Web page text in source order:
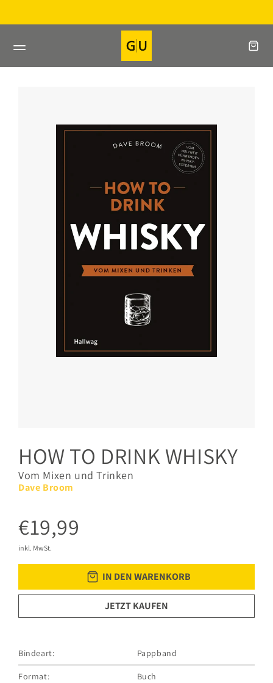
Inhalt
HOW TO DRINK WHISKY
Vom Mixen und Trinken
Dave Broom
€19,99
inkl. MwSt.
IN DEN WARENKORB
JETZT KAUFEN
Bindeart: Pappband
Format: Buch